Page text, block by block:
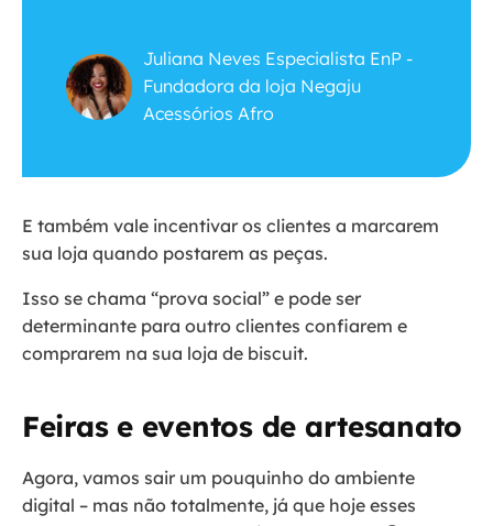
Juliana Neves Especialista EnP -
Fundadora da loja Negaju
Acessórios Afro
E também vale incentivar os clientes a marcarem
sua loja quando postarem as peças.
Isso se chama “prova social” e pode ser
determinante para outro clientes confiarem e
comprarem na sua loja de biscuit.
Feiras e eventos de artesanato
Agora, vamos sair um pouquinho do ambiente
digital – mas não totalmente, já que hoje esses